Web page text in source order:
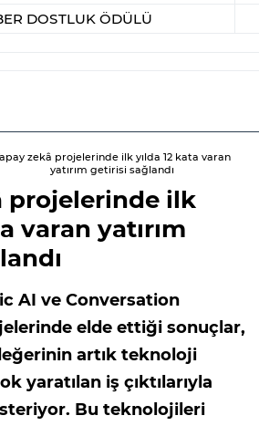
DOSTLUK ÖDÜLÜ
zekâ projelerinde ilk yılda 12 kata varan
yatırım getirisi sağlandı
projelerinde ilk
varan yatırım
AI ve Conversation
elde ettiği sonuçlar,
artık teknoloji
yaratılan iş çıktılarıyla
Bu teknolojileri